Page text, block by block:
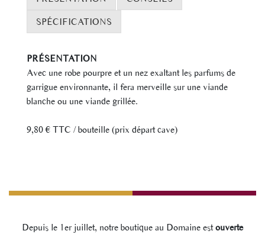
SPÉCIFICATIONS
PRÉSENTATION
Avec une robe pourpre et un nez exaltant les parfums de
garrigue environnante, il fera merveille sur une viande
blanche ou une viande grillée.
9,80 € TTC / bouteille (prix départ cave)
Depuis le 1er juillet, notre boutique au Domaine estouverte